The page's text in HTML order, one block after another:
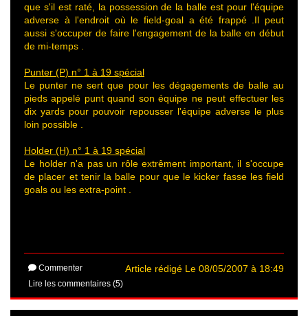
que s'il est raté, la possession de la balle est pour l'équipe
adverse à l'endroit où le field-goal a été frappé .Il peut
aussi s'occuper de faire l'engagement de la balle en début
de mi-temps .
Punter (P) n° 1 à 19 spécial
Le punter ne sert que pour les dégagements de balle au
pieds appelé punt quand son équipe ne peut effectuer les
dix yards pour pouvoir repousser l'équipe adverse le plus
loin possible .
Holder (H) n° 1 à 19 spécial
Le holder n'a pas un rôle extrêment important, il s'occupe
de placer et tenir la balle pour que le kicker fasse les field
goals ou les extra-point .
Article rédigé Le 08/05/2007 à 18:49
Commenter
Lire les commentaires (5)